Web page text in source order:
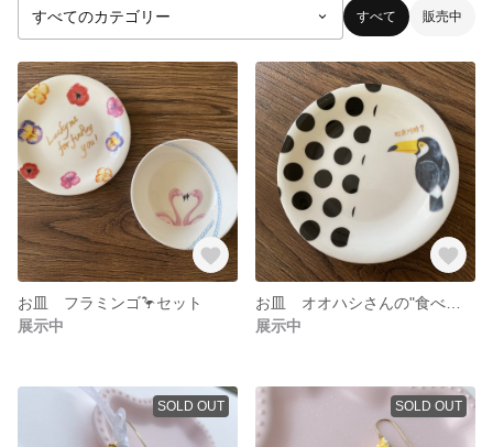
すべて 販売中
お皿 フラミンゴ🦩セット
展示中
展示中
SOLD OUT SOLD OUT